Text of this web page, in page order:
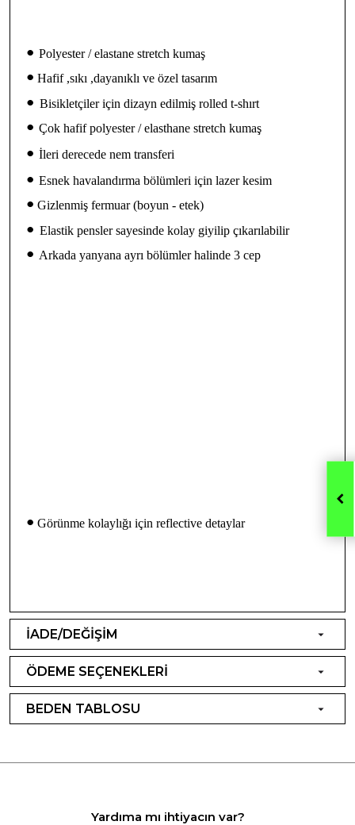
• Polyester / elastane stretch kumaş
• Hafif ,sıkı ,dayanıklı ve özel tasarım
• Bisikletçiler için dizayn edilmiş rolled t-shırt
• Çok hafif polyester / elasthane stretch kumaş
• İleri derecede nem transferi
• Esnek havalandırma bölümleri için lazer kesim
• Gizlenmiş fermuar (boyun - etek)
• Elastik pensler sayesinde kolay giyilip çıkarılabilir
• Arkada yanyana ayrı bölümler halinde 3 cep
• Görünme kolaylığı için reflective detaylar
İADE/DEĞİŞİM
ÖDEME SEÇENEKLERİ
BEDEN TABLOSU
Yardıma mı ihtiyacın var?